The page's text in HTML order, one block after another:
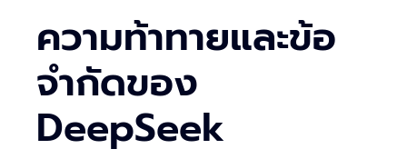
ความท้าทายและข้อ
จำกัดของ
DeepSeek